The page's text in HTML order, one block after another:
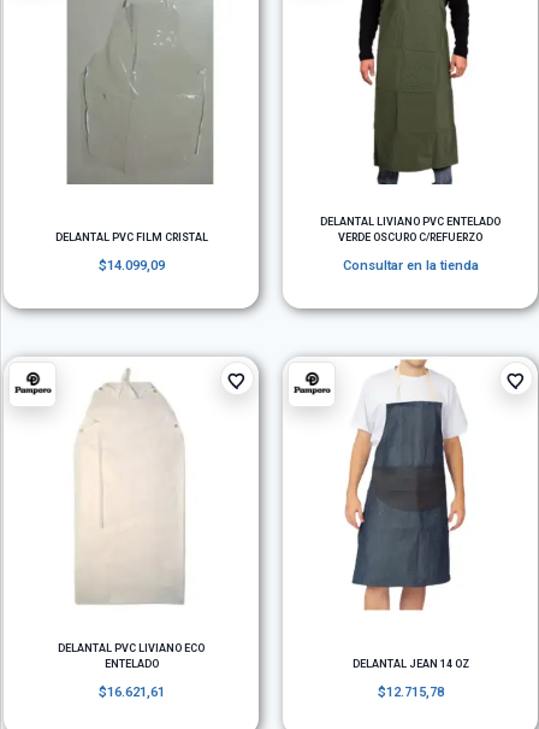
DELANTAL PVC FILM CRISTAL
$14.099,09
DELANTAL LIVIANO PVC ENTELADO
VERDE OSCURO C/REFUERZO
Consultar en la tienda
DELANTAL PVC LIVIANO ECO
ENTELADO
$16.621,61
DELANTAL JEAN 14 OZ
$12.715,78